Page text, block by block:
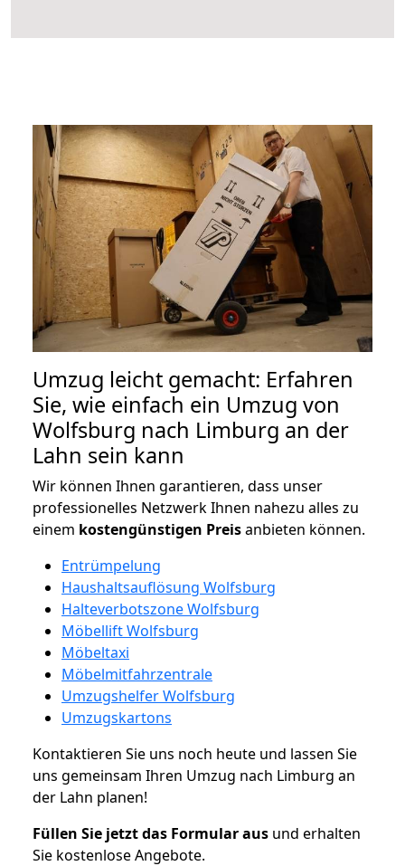
Umzug leicht gemacht: Erfahren
Sie, wie einfach ein Umzug von
Wolfsburg nach Limburg an der
Lahn sein kann
Wir können Ihnen garantieren, dass unser
professionelles Netzwerk Ihnen nahezu alles zu
einem kostengünstigen Preisanbieten können.
Entrümpelung
Haushaltsauflösung Wolfsburg
Halteverbotszone Wolfsburg
Möbellift Wolfsburg
Möbeltaxi
Möbelmitfahrzentrale
Umzugshelfer Wolfsburg
Umzugskartons
Kontaktieren Sie uns noch heute und lassen Sie
uns gemeinsam Ihren Umzug nach Limburg an
der Lahn planen!
Füllen Sie jetzt das Formular aus und erhalten
Sie kostenlose Angebote.